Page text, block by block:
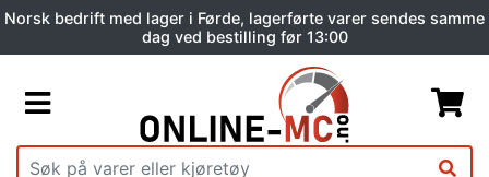
Norsk bedrift med lager i Førde, lagerførte varer sendes samme
dag ved bestilling før 13:00